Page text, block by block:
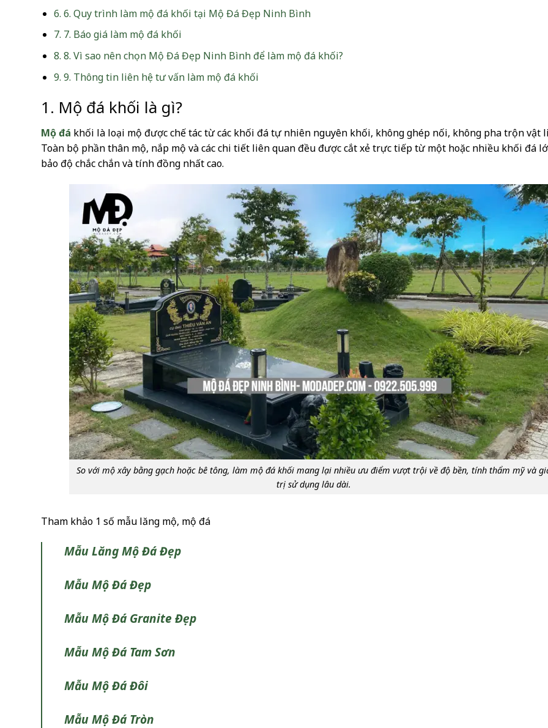
6. 6. Quy trình làm mộ đá khối tại Mộ Đá Đẹp Ninh Bình
7. 7. Báo giá làm mộ đá khối
8. 8. Vì sao nên chọn Mộ Đá Đẹp Ninh Bình để làm mộ đá khối?
9. 9. Thông tin liên hệ tư vấn làm mộ đá khối
1. Mộ đá khối là gì?
Mộ đá khối là loại mộ được chế tác từ các khối đá tự nhiên nguyên khối, không ghép nối, không pha trộn vật
Toàn bộ phần thân mộ, nắp mộ và các chi tiết liên quan đều được cắt xẻ trực tiếp từ một hoặc nhiều khối đá
bảo độ chắc chắn và tính đồng nhất cao.
So với mộ xây bằng gạch hoặc bê tông, làm mộ đá khối mang lại nhiều ưu điểm vượt trội về độ bền, tính thẩm mỹ và
trị sử dụng lâu dài.
Tham khảo 1 số mẫu lăng mộ, mộ đá
Mẫu Lăng Mộ Đá Đẹp
Mẫu Mộ Đá Đẹp
Mẫu Mộ Đá Granite Đẹp
Mẫu Mộ Đá Tam Sơn
Mẫu Mộ Đá Đôi
Mẫu Mộ Đá Tròn